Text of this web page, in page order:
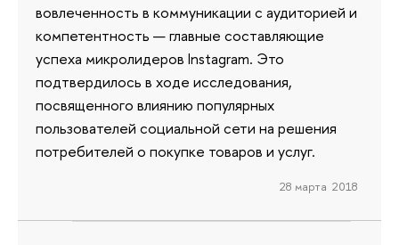
вовлеченность в коммуникации с аудиторией и
компетентность — главные составляющие
успеха микролидеров Instagram. Это
подтвердилось в ходе исследования,
посвященного влиянию популярных
пользователей социальной сети на решения
потребителей о покупке товаров и услуг.
28 марта 2018